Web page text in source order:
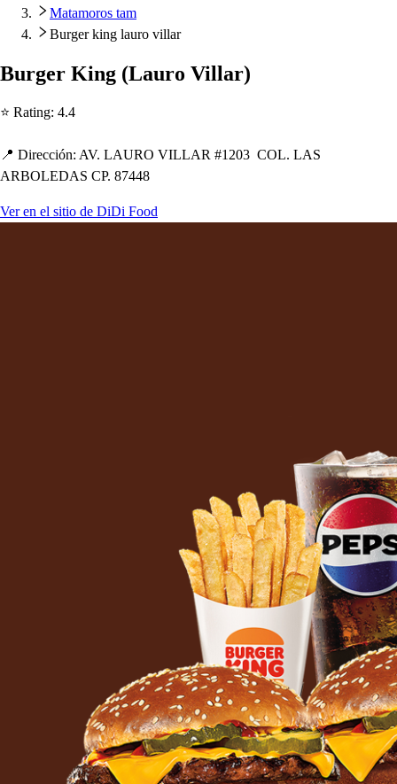
Matamoros tam
Burger king lauro villar
Burger King (Lauro Villar)
⭐ Rating: 4.4
📍 Dirección: AV. LAURO VILLAR #1203 COL. LAS
ARBOLEDAS CP. 87448
Ver en el sitio de DiDi Food